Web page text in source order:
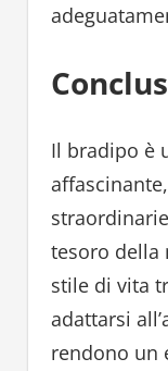
Il bradipo è
tesoro della
stile di vita
adattarsi
rendono un